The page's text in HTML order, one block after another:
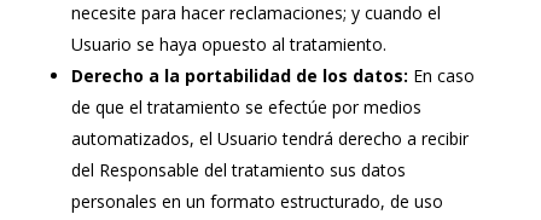
necesite para hacer reclamaciones; y cuando el
Usuario se haya opuesto al tratamiento.
Derecho a la portabilidad de los datos: En caso
de que el tratamiento se efectúe por medios
automatizados, el Usuario tendrá derecho a recibir
del Responsable del tratamiento sus datos
personales en un formato estructurado, de uso